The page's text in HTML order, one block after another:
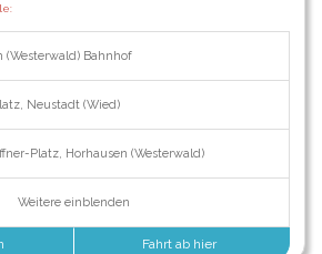
(Westerwald) Bahnhof
Neustadt (Wied)
Platz, Horhausen (Westerwald)
Weitere einblenden
Fahrt ab hier